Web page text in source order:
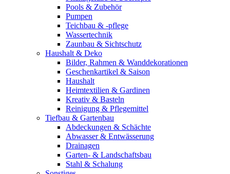
Pools & Zubehör
Pumpen
Teichbau & -pflege
Wassertechnik
Zaunbau & Sichtschutz
Haushalt & Deko
Bilder, Rahmen & Wanddekorationen
Geschenkartikel & Saison
Haushalt
Heimtextilien & Gardinen
Kreativ & Basteln
Reinigung & Pflegemittel
Tiefbau & Gartenbau
Abdeckungen & Schächte
Abwasser & Entwässerung
Drainagen
Garten- & Landschaftsbau
Stahl & Schalung